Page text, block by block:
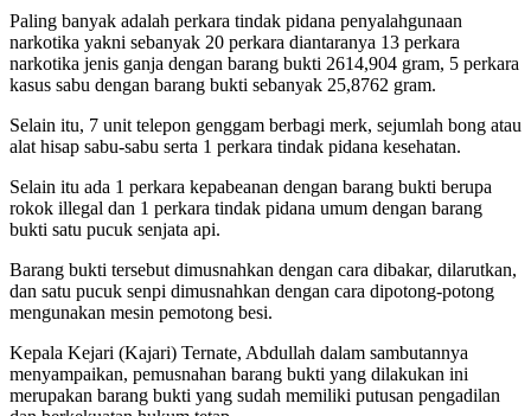
Paling banyak adalah perkara tindak pidana penyalahgunaan
narkotika yakni sebanyak 20 perkara diantaranya 13 perkara
narkotika jenis ganja dengan barang bukti 2614,904 gram, 5 perkara
kasus sabu dengan barang bukti sebanyak 25,8762 gram.
Selain itu, 7 unit telepon genggam berbagi merk, sejumlah bong atau
alat hisap sabu-sabu serta 1 perkara tindak pidana kesehatan.
Selain itu ada 1 perkara kepabeanan dengan barang bukti berupa
rokok illegal dan 1 perkara tindak pidana umum dengan barang
bukti satu pucuk senjata api.
Barang bukti tersebut dimusnahkan dengan cara dibakar, dilarutkan,
dan satu pucuk senpi dimusnahkan dengan cara dipotong-potong
mengunakan mesin pemotong besi.
Kepala Kejari (Kajari) Ternate, Abdullah dalam sambutannya
menyampaikan, pemusnahan barang bukti yang dilakukan ini
merupakan barang bukti yang sudah memiliki putusan pengadilan